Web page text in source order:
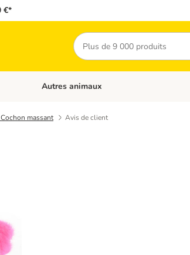
€*
Rechercher
Dérouler les catégories: Chats
Autres animaux
massant Avis de client